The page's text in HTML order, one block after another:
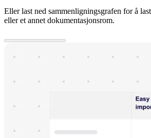
Eller last ned sammenligningsgrafen for å
eller et annet dokumentasjonsrom.